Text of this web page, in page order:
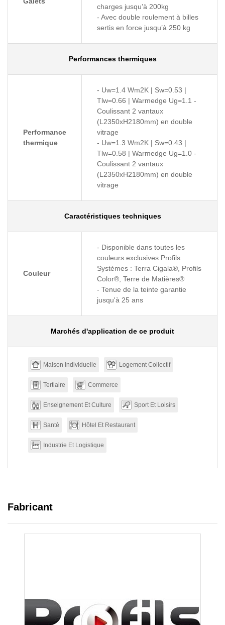
charges jusqu’à 200kg
- Avec double roulement à billes
sertis en force jusqu’à 250 kg
Performances thermiques
Performance
thermique
- Uw=1.4 Wm2K | Sw=0.53 |
Tlw=0.66 | Warmedge Ug=1.1 -
Coulissant 2 vantaux
(L2350xH2180mm) en double
vitrage
- Uw=1.3 Wm2K | Sw=0.43 |
Tlw=0.58 | Warmedge Ug=1.0 -
Coulissant 2 vantaux
(L2350xH2180mm) en double
vitrage
Caractéristiques techniques
Couleur
- Disponible dans toutes les
couleurs exclusives Profils
Systèmes : Terra Cigala®, Profils
Color®, Terre de Matières®
- Tenue de la teinte garantie
jusqu'à 25 ans
Marchés d'application de ce produit
Maison Individuelle Logement Collectif
Tertiaire Commerce
Enseignement Et Culture Sport Et Loisirs
Santé Hôtel Et Restaurant
Industrie Et Logistique
Fabricant